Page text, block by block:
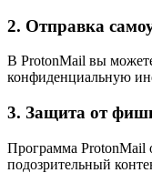
2. Отправка
В ProtonMail вы
конфиденциальную
3. Защита от
Программа ProtonMail
подозрительный